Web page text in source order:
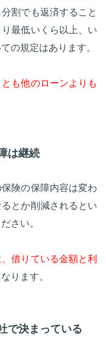
割でも返済すること
最低いくら以上、い
の規定はあります。
も他のローンよりも
は継続
険の保障内容は変わ
とか削減されるとい
さい。
借りている金額と利
ります。
で決まっている